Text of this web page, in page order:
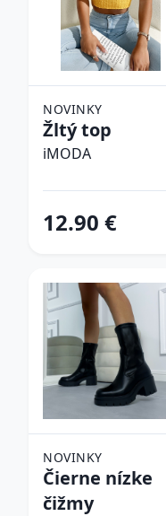
NOVINKY
Žltý top
iMODA
12.90 €
NOVINKY
Čierne nízke
čižmy